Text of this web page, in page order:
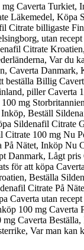
Caverta
Läkemedel,
billigaste
utan
Citrate
Var du
Billig
piller
mg
Beställ
Sildenafil
100 mg
Nätet, Inköp
Lågt
att köpa
Beställa
Citrate På
Caverta utan
100 mg
Caverta
Var man